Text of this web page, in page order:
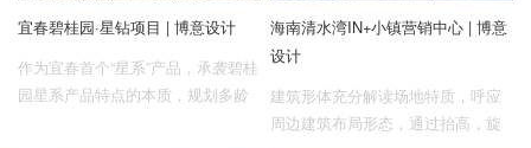
宜春碧桂园·星钻项目 | 博意设计
作为宜春首个“星系”产品，承袭碧桂
园星系产品特点的本质，规划多龄
海南清水湾IN+小镇营销中心 | 博意
设计
建筑形体充分解读场地特质，呼应
周边建筑布局形态，通过抬高，旋